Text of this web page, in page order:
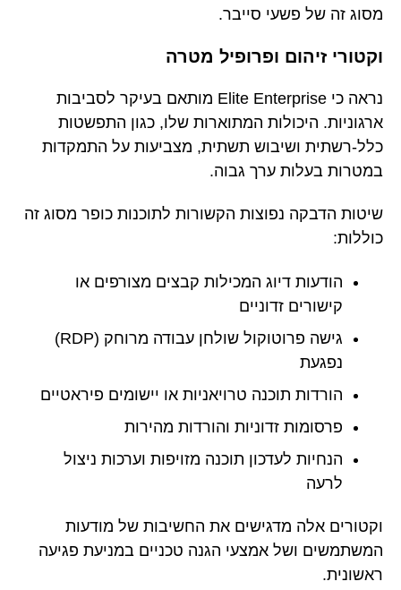
מסוג זה של פשעי סייבר.
וקטורי זיהום ופרופיל מטרה
נראה כי Elite Enterprise מותאם בעיקר לסביבות
ארגוניות. היכולות המתוארות שלו, כגון התפשטות
כלל-רשתית ושיבוש תשתית, מצביעות על התמקדות
במטרות בעלות ערך גבוה.
שיטות הדבקה נפוצות הקשורות לתוכנות כופר מסוג זה
כוללות:
הודעות דיוג המכילות קבצים מצורפים או
קישורים זדוניים
גישה פרוטוקול שולחן עבודה מרוחק (RDP)
נפגעת
הורדות תוכנה טרויאניות או יישומים פיראטיים
פרסומות זדוניות והורדות מהירות
הנחיות לעדכון תוכנה מזויפות וערכות ניצול
לרעה
וקטורים אלה מדגישים את החשיבות של מודעות
המשתמשים ושל אמצעי הגנה טכניים במניעת פגיעה
ראשונית.